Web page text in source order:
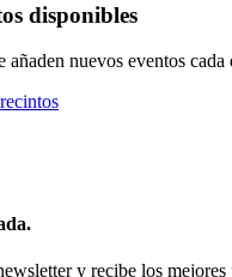
disponibles
añaden nuevos eventos cada
y recibe los